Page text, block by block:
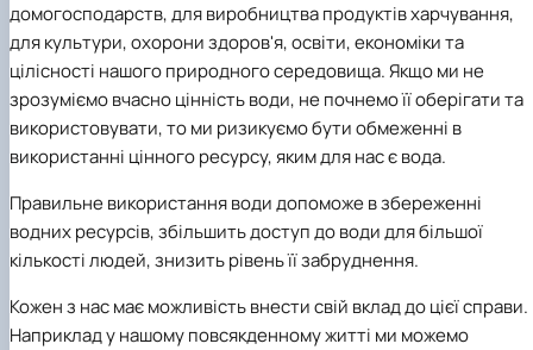
домогосподарств, для виробництва продуктів харчування,
для культури, охорони здоров'я, освіти, економіки та
цілісності нашого природного середовища. Якщо ми не
зрозуміємо вчасно цінність води, не почнемо її оберігати та
використовувати, то ми ризикуємо бути обмеженні в
використанні цінного ресурсу, яким для нас є вода.
Правильне використання води допоможе в збереженні
водних ресурсів, збільшить доступ до води для більшої
кількості людей, знизить рівень її забруднення.
Кожен з нас має можливість внести свій вклад до цієї справи.
Наприклад у нашому повсякденному житті ми можемо